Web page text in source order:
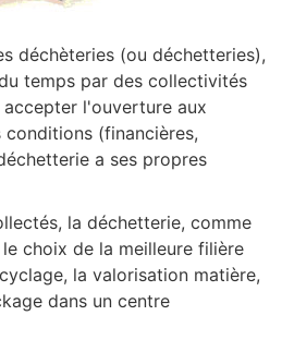
déchèteries (ou déchetteries),
temps par des collectivités
l'ouverture aux
(financières,
a ses propres
la déchetterie, comme
choix de la meilleure filière
la valorisation matière,
dans un centre